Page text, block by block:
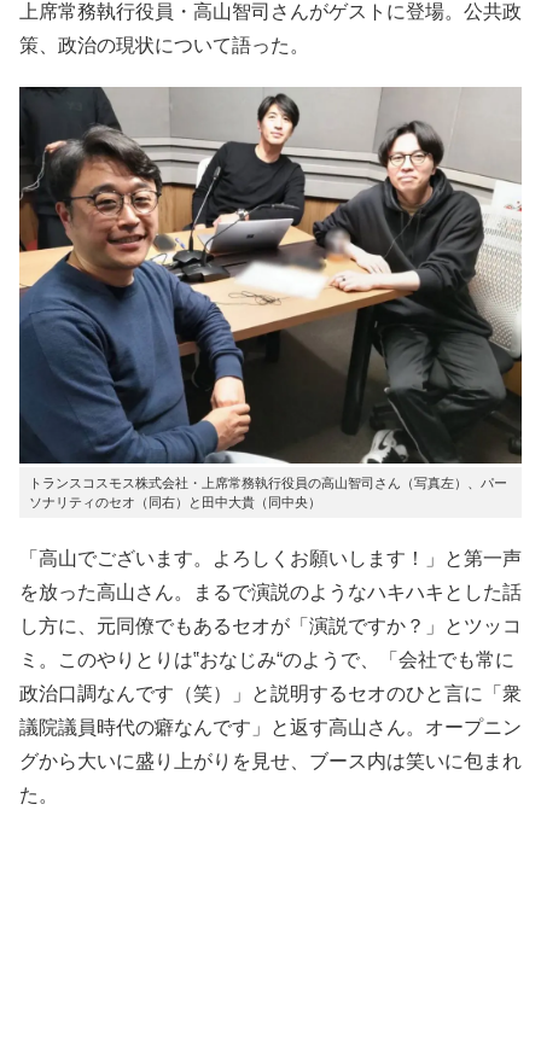
上席常務執行役員・高山智司さんがゲストに登場。公共政
策、政治の現状について語った。
トランスコスモス株式会社・上席常務執行役員の高山智司さん（写真左）、パー
ソナリティのセオ（同右）と田中大貴（同中央）
「高山でございます。よろしくお願いします！」と第一声
を放った高山さん。まるで演説のようなハキハキとした話
し方に、元同僚でもあるセオが「演説ですか？」とツッコ
ミ。このやりとりは‟おなじみ“のようで、「会社でも常に
政治口調なんです（笑）」と説明するセオのひと言に「衆
議院議員時代の癖なんです」と返す高山さん。オープニン
グから大いに盛り上がりを見せ、ブース内は笑いに包まれ
た。